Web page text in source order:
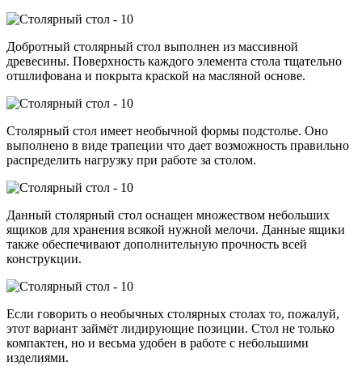
Добротный столярный стол выполнен из массивной
древесины. Поверхность каждого элемента стола тщательно
отшлифована и покрыта краской на масляной основе.
Столярный стол имеет необычной формы подстолье. Оно
выполнено в виде трапеции что дает возможность правильно
распределить нагрузку при работе за столом.
Данный столярный стол оснащен множеством небольших
ящиков для хранения всякой нужной мелочи. Данные ящики
также обеспечивают дополнительную прочность всей
конструкции.
Если говорить о необычных столярных столах то, пожалуй,
этот вариант займёт лидирующие позиции. Стол не только
компактен, но и весьма удобен в работе с небольшими
изделиями.